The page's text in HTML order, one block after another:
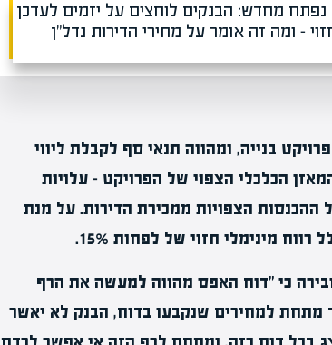
בנייה, ומהווה תנאי סף לקבלת ליווי
הכלכלי הצפוי של הפרויקט – עלויות
ההכנסות הצפויות ממכירת הדירות. על מנת
מינימלי חזוי של לפחות 15%.
כי "דוח האפס מהווה למעשה את הרף
מתחת למחירים שנקבעו בדוח, הבנק לא יאשר